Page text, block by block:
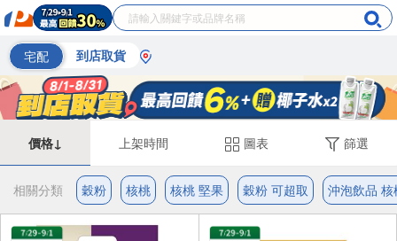
宅配 到店取貨
價格↓ 上架時間 圖表 篩選
相關分類 穀粉 核桃 核桃 堅果 穀粉 可超取 沖泡飲品 核